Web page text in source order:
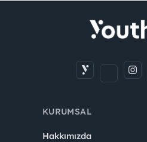
KURUMSAL
Hakkımızda